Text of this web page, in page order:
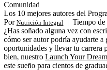
Comunidad
Los 10 mejores autores del
Por Nutrición Integral | Tiempo
¿Has soñado alguna vez con
cómo ser autor podría ayudarte
oportunidades y llevar tu carrera
bien, nuestro Launch Your
este sueño para cientos de